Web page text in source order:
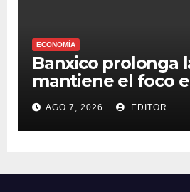
ECONOMÍA
Banxico prolonga
mantiene el foco
inflación
AGO 7, 2026 EDITOR